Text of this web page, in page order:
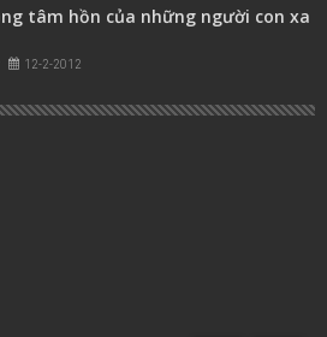
tâm hồn của những người con xa
12-2-2012